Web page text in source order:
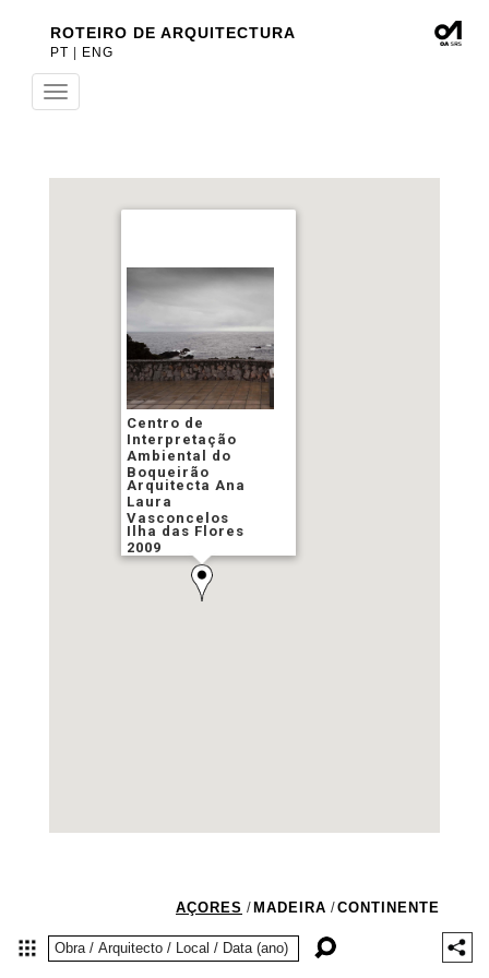
ROTEIRO DE ARQUITECTURA
PT ENG
Toggle
navigation
Centro de
Interpretação
Ambiental do
Boqueirão
Arquitecta Ana
Laura
Vasconcelos
Ilha das Flores
2009
CONTINENTE
MADEIRA
/
AÇORES /